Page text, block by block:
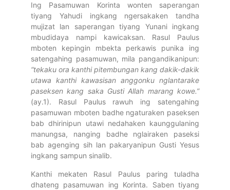
Ing Pasamuwan Korinta wonten saperangan
tiyang Yahudi ingkang ngersakaken tandha
mujizat lan saperangan tiyang Yunani ingkang
mbudidaya nampi kawicaksan. Rasul Paulus
mboten kepingin mbekta perkawis punika ing
satengahing pasamuwan, mila pangandikanipun:
“tekaku ora kanthi pitembungan kang dakik-dakik
utawa kanthi kawasisan anggonku nglantarake
paseksen kang saka Gusti Allah marang kowe.”
(ay.1). Rasul Paulus rawuh ing satengahing
pasamuwan mboten badhe ngaturaken paseksen
bab dhirinipun utawi nedahaken kaunggulaning
manungsa, nanging badhe nglairaken paseksi
bab agenging sih lan pakaryanipun Gusti Yesus
ingkang sampun sinalib.
Kanthi mekaten Rasul Paulus paring tuladha
dhateng pasamuwan ing Korinta. Saben tiyang